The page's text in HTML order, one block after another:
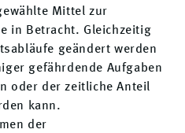
Mittel zur
in Betracht. Gleichzeitig
geändert werden
gefährdende Aufgaben
oder der zeitliche Anteil
kann.
der